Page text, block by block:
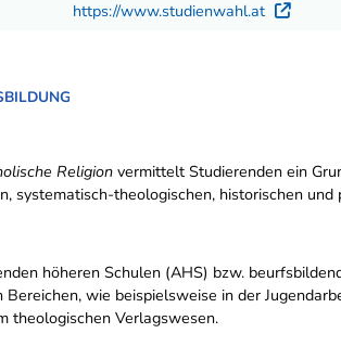
https://www.studienwahl.at
Religionvermittelt Studierenden ein
systematisch-theologischen, historischen
höheren Schulen (AHS) bzw.
wie beispielsweise in der
theologischen Verlagswesen.